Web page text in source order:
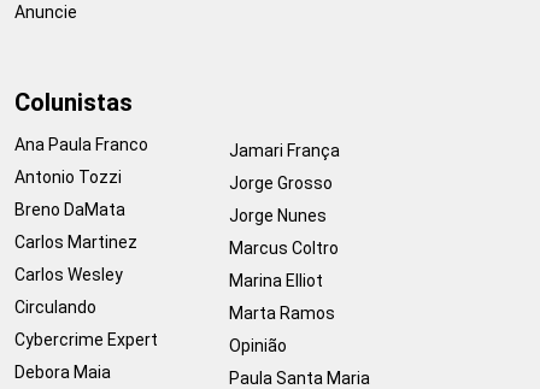
Anuncie
Colunistas
Ana Paula Franco
Antonio Tozzi
Breno DaMata
Carlos Martinez
Carlos Wesley
Circulando
Cybercrime Expert
Debora Maia
Jamari França
Jorge Grosso
Jorge Nunes
Marcus Coltro
Marina Elliot
Marta Ramos
Opinião
Paula Santa Maria